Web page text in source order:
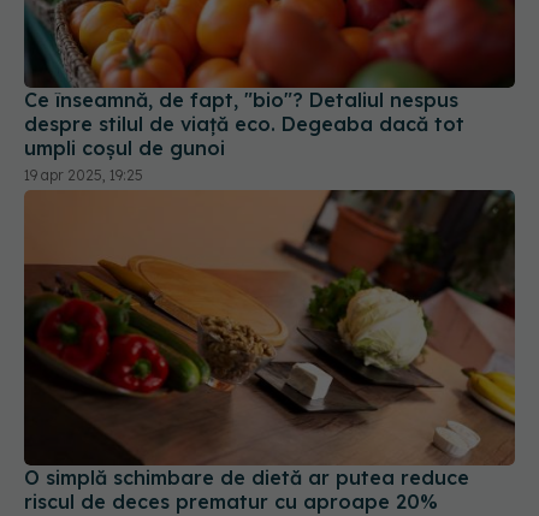
Ce înseamnă, de fapt, "bio"? Detaliul nespus
despre stilul de viață eco. Degeaba dacă tot
umpli coșul de gunoi
19 apr 2025, 19:25
O simplă schimbare de dietă ar putea reduce
riscul de deces prematur cu aproape 20%